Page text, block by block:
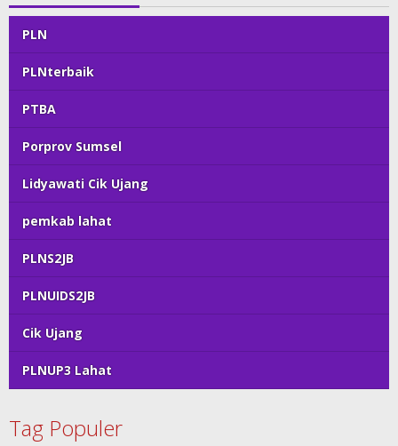
PLN
PLNterbaik
PTBA
Porprov Sumsel
Lidyawati Cik Ujang
pemkab lahat
PLNS2JB
PLNUIDS2JB
Cik Ujang
PLNUP3 Lahat
Tag Populer